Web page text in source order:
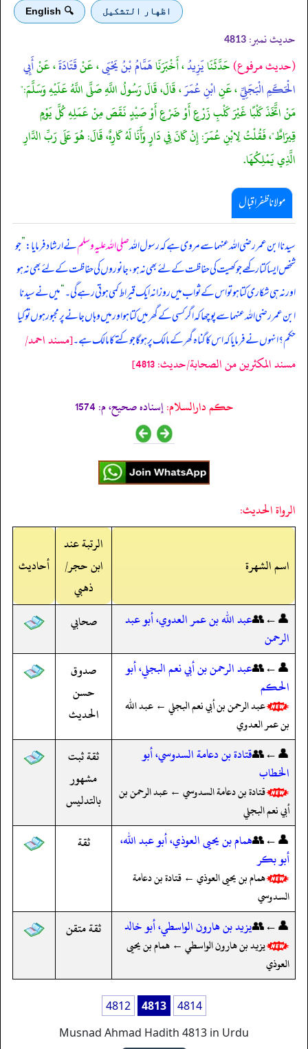
اظهار التشكيل 🔍 English
حدیث نمبر: 4813
(حديث مرفوع)حَدَّثَنَايَزِيدُ، أَخْبَرَنَاهَمَّامُ بْنُ يَحْيَى، عَنْقَتَادَةَ، عَنْأَبِي
الْحَكَمِ الْبَجَلِيِّ، عَنِابْنِ عُمَرَ، قَالَ، قَالَ رَسُولُ اللَّهِ صَلَّى اللَّهُ عَلَيْهِ وَسَلَّمَ:"
مَنْ اتَّخَذَ كَلْبًا غَيْرَ كَلْبِ زَرْعٍ أَوْ ضَرْعٍ أَوْ صَيْدٍ نَقَصَ مِنْ عَمَلِهِ كُلَّ يَوْمٍ
قِيرَاطٌ"، فَقُلْتُ لِابْنِ عُمَرَ: إِنْ كَانَ فِي دَارٍ وَأَنَا لَهُ كَارِهٌ، قَالَ: هُوَ عَلَى رَبِّ الدَّارِ
الَّذِي يَمْلِكُهَا.
مولانا ظفر اقبال
سیدنا ابن عمر رضی اللہ عنہما سے مروی ہے کہ رسول اللہصلی اللہ علیہ وسلمنے ارشاد فرمایا:”جو
شخص ایسا کتا رکھے جو کھیت کی حفاظت کے لئے بھی نہ ہو، جانوروں کی حفاظت کے لئے بھی نہ ہو
اور نہ ہی شکاری کتا ہو تو اس کے ثواب میں روزانہ ایک قیراط کمی ہوتی رہے گی۔“میں نے سیدنا
ابن عمر رضی اللہ عنہما سے پوچھا کہ اگر کسی کے گھر میں کتا ہو اور میں وہاں جانے پر مجبور ہوں تو کیا
حکم؟ انہوں نے فرمایا کہ اس کا گناہ گھر کے مالک پر ہو گا جو کتے کا مالک ہے۔[مسند احمد/
مسند المكثرين من الصحابة/حدیث: 4813]
حکم دارالسلام:إسناده صحيح، م: 1574
الرواة الحديث:
اسم الشهرة
الرتبة عند
ابن حجر/
ذهبي
أحاديث
👤←👥عبد الله بن عمر العدوي، أبو عبد
الرحمن
صحابي
👤←👥عبد الرحمن بن أبي نعم البجلي، أبو
الحكم
عبد الرحمن بن أبي نعم البجلي ← عبد الله
بن عمر العدوي
صدوق
حسن
الحديث
👤←👥قتادة بن دعامة السدوسي، أبو
الخطاب
قتادة بن دعامة السدوسي ← عبد الرحمن بن
أبي نعم البجلي
ثقة ثبت
مشهور
بالتدليس
👤←👥همام بن يحيى العوذي، أبو عبد الله،
أبو بكر
همام بن يحيى العوذي ← قتادة بن دعامة
السدوسي
ثقة
👤←👥يزيد بن هارون الواسطي، أبو خالد
يزيد بن هارون الواسطي ← همام بن يحيى
العوذي
ثقة متقن
4812 4813
4814
Musnad Ahmad Hadith 4813 in Urdu